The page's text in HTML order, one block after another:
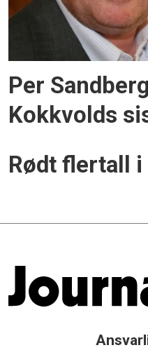
Per
Kokkvolds
Rødt flertall i